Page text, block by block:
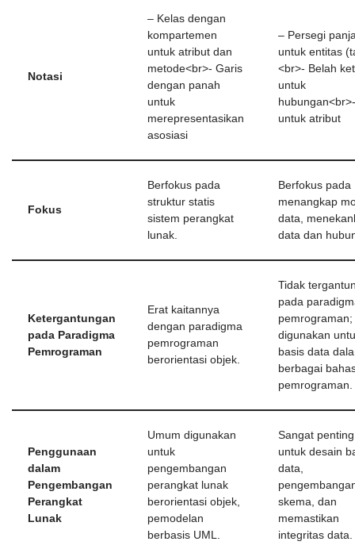
Notasi
– Kelas dengan
kompartemen
untuk atribut dan
metode<br>- Garis
dengan panah
untuk
merepresentasikan
asosiasi
– Persegi
untuk entitas
<br>- Belah
untuk
untuk atribut
Fokus
Berfokus pada
struktur statis
sistem perangkat
lunak.
Berfokus pada
menangkap
data,
data dan
Ketergantungan
pada Paradigma
Pemrograman
Erat kaitannya
dengan paradigma
pemrograman
berorientasi objek.
Tidak
pada
pemrograman;
digunakan
basis data
berbagai
pemrograman.
Penggunaan
dalam
Pengembangan
Perangkat
Lunak
Umum digunakan
untuk
pengembangan
perangkat lunak
berorientasi objek,
pemodelan
berbasis UML.
Sangat penting
untuk desain
data,
skema, dan
memastikan
integritas data.